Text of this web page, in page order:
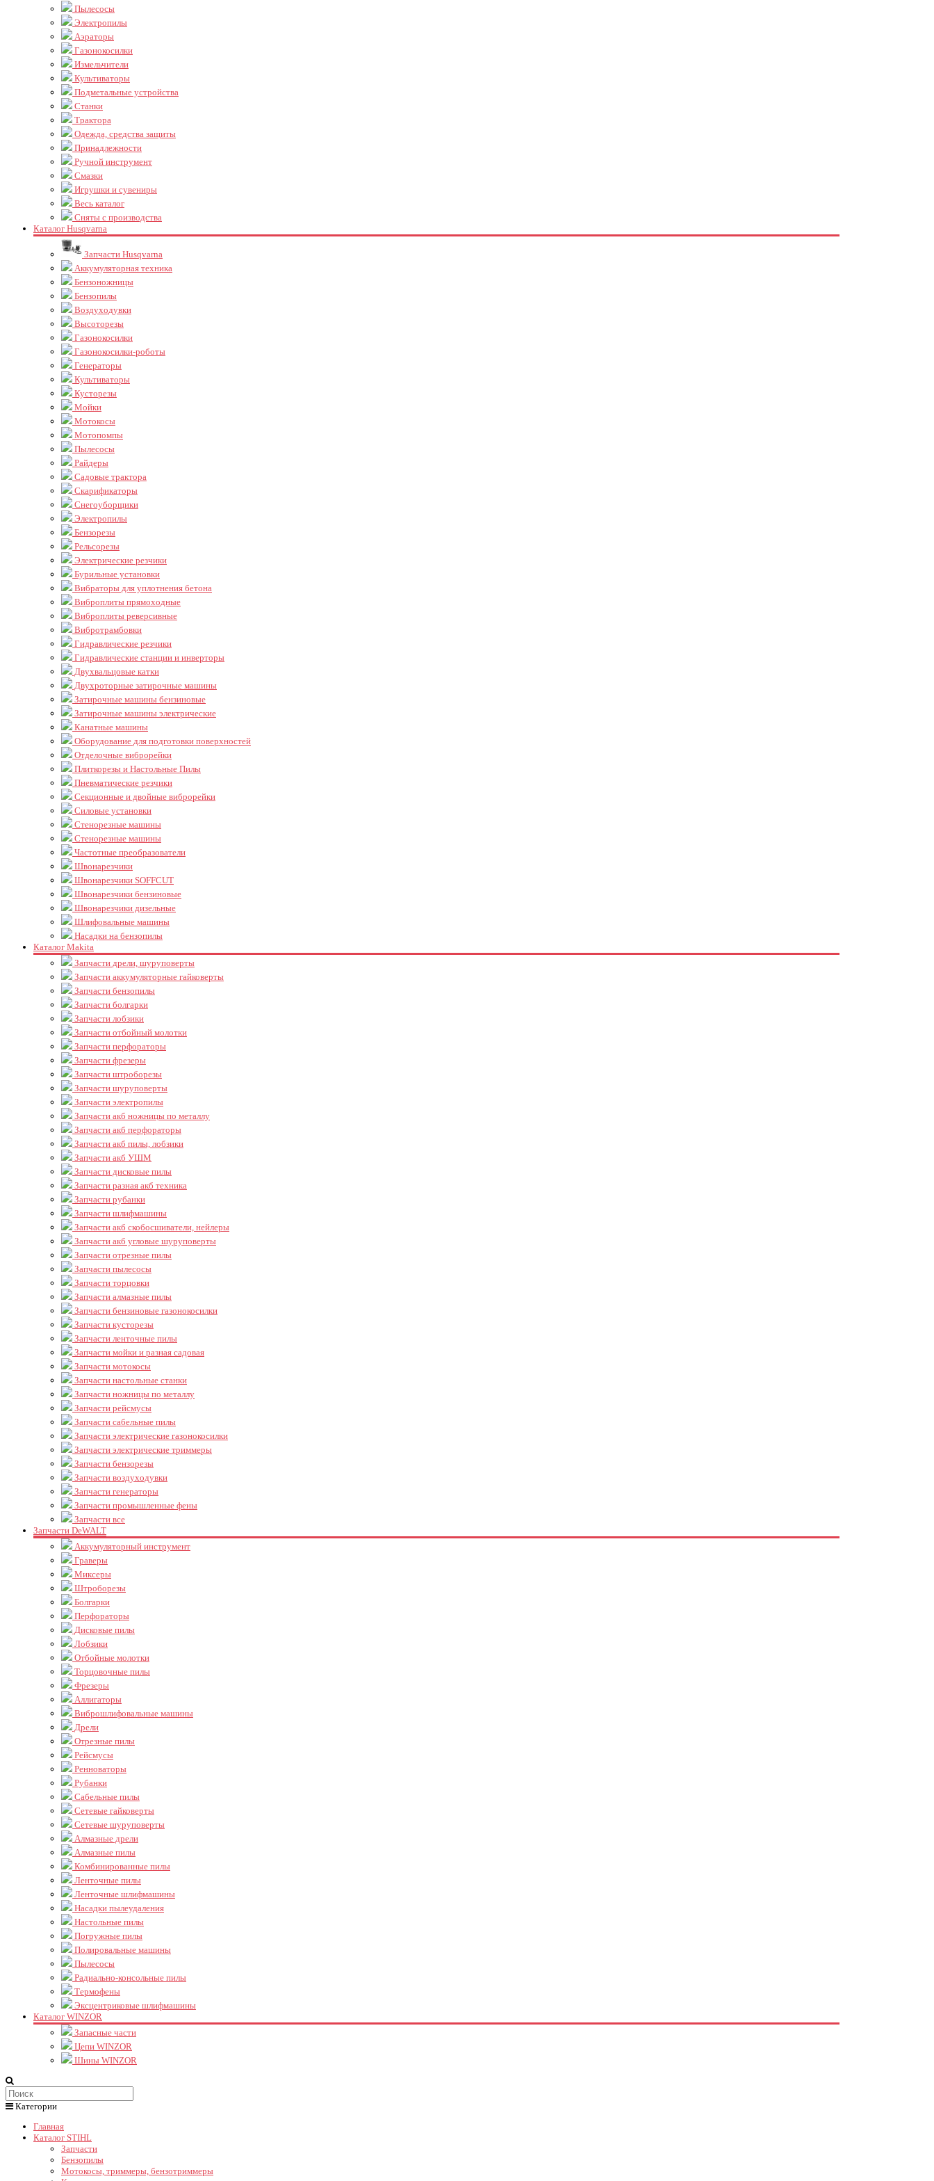
Пылесосы
Электропилы
Аэраторы
Газонокосилки
Измельчители
Культиваторы
Подметальные устройства
Станки
Трактора
Одежда, средства защиты
Принадлежности
Ручной инструмент
Смазки
Игрушки и сувениры
Весь каталог
Сняты с производства
Каталог Husqvarna
Запчасти Husqvarna
Аккумуляторная техника
Бензоножницы
Бензопилы
Воздуходувки
Высоторезы
Газонокосилки
Газонокосилки-роботы
Генераторы
Культиваторы
Кусторезы
Мойки
Мотокосы
Мотопомпы
Пылесосы
Райдеры
Садовые трактора
Скарификаторы
Снегоуборщики
Электропилы
Бензорезы
Рельсорезы
Электрические резчики
Бурильные установки
Вибраторы для уплотнения бетона
Виброплиты прямоходные
Виброплиты реверсивные
Вибротрамбовки
Гидравлические резчики
Гидравлические станции и инверторы
Двухвальцовые катки
Двухроторные затирочные машины
Затирочные машины бензиновые
Затирочные машины электрические
Канатные машины
Оборудование для подготовки поверхностей
Отделочные виброрейки
Плиткорезы и Настольные Пилы
Пневматические резчики
Секционные и двойные виброрейки
Силовые установки
Стенорезные машины
Стенорезные машины
Частотные преобразователи
Швонарезчики
Швонарезчики SOFFCUT
Швонарезчики бензиновые
Швонарезчики дизельные
Шлифовальные машины
Насадки на бензопилы
Каталог Makita
Запчасти дрели, шуруповерты
Запчасти аккумуляторные гайковерты
Запчасти бензопилы
Запчасти болгарки
Запчасти лобзики
Запчасти отбойный молотки
Запчасти перфораторы
Запчасти фрезеры
Запчасти штроборезы
Запчасти шуруповерты
Запчасти электропилы
Запчасти акб ножницы по металлу
Запчасти акб перфораторы
Запчасти акб пилы, лобзики
Запчасти акб УШМ
Запчасти дисковые пилы
Запчасти разная акб техника
Запчасти рубанки
Запчасти шлифмашины
Запчасти акб скобосшиватели, нейлеры
Запчасти акб угловые шуруповерты
Запчасти отрезные пилы
Запчасти пылесосы
Запчасти торцовки
Запчасти алмазные пилы
Запчасти бензиновые газонокосилки
Запчасти кусторезы
Запчасти ленточные пилы
Запчасти мойки и разная садовая
Запчасти мотокосы
Запчасти настольные станки
Запчасти ножницы по металлу
Запчасти рейсмусы
Запчасти сабельные пилы
Запчасти электрические газонокосилки
Запчасти электрические триммеры
Запчасти бензорезы
Запчасти воздуходувки
Запчасти генераторы
Запчасти промышленные фены
Запчасти все
Запчасти DeWALT
Аккумуляторный инструмент
Граверы
Миксеры
Штроборезы
Болгарки
Перфораторы
Дисковые пилы
Лобзики
Отбойные молотки
Торцовочные пилы
Фрезеры
Аллигаторы
Виброшлифовальные машины
Дрели
Отрезные пилы
Рейсмусы
Ренноваторы
Рубанки
Сабельные пилы
Сетевые гайковерты
Сетевые шуруповерты
Алмазные дрели
Алмазные пилы
Комбинированные пилы
Ленточные пилы
Ленточные шлифмашины
Насадки пылеудаления
Настольные пилы
Погружные пилы
Полировальные машины
Пылесосы
Радиально-консольные пилы
Термофены
Эксцентриковые шлифмашины
Каталог WINZOR
Запасные части
Цепи WINZOR
Шины WINZOR
Категории
Главная
Каталог STIHL
Запчасти
Бензопилы
Мотокосы, триммеры, бензотриммеры